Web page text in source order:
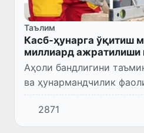
Таълим
Касб-ҳунарга ўқитиш
миллиард ажратилиши
Аҳоли бандлигини
ва ҳунармандчилик
қувватлаш бўйича
белгиланмоқда.
тегишли қарори
2871